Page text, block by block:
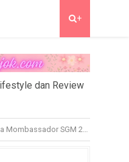
+
dan Review
2016, Keseruan dan kehebohannya Tak terlupakan